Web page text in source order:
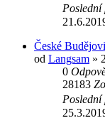
Poslední
České
od Langsam »
0
28183
Poslední